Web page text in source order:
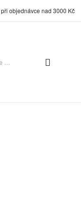
při objednávce nad 3000 Kč